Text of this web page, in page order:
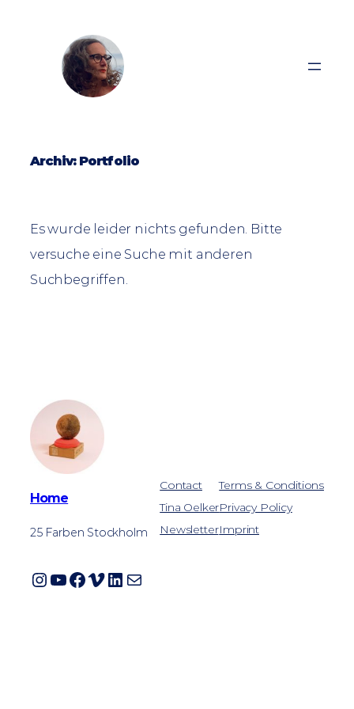
springen
Archiv: Portfolio
Es wurde leider nichts gefunden. Bitte
versuche eine Suche mit anderen
Suchbegriffen.
Home
25 Farben Stockholm
InstagramYouTube Facebook Vimeo LinkedIn E-Mail
Contact
Tina Oelker
Newsletter
Terms & Conditions
Privacy Policy
Imprint